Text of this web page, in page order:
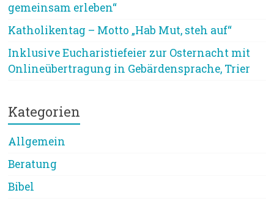
gemeinsam erleben“
Katholikentag – Motto „Hab Mut, steh auf“
Inklusive Eucharistiefeier zur Osternacht mit
Onlineübertragung in Gebärdensprache, Trier
Kategorien
Allgemein
Beratung
Bibel